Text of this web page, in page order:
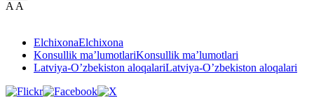
A A
ElchixonaElchixona
Konsullik ma’lumotlariKonsullik ma’lumotlari
Latviya-O’zbekiston aloqalariLatviya-O’zbekiston aloqalari